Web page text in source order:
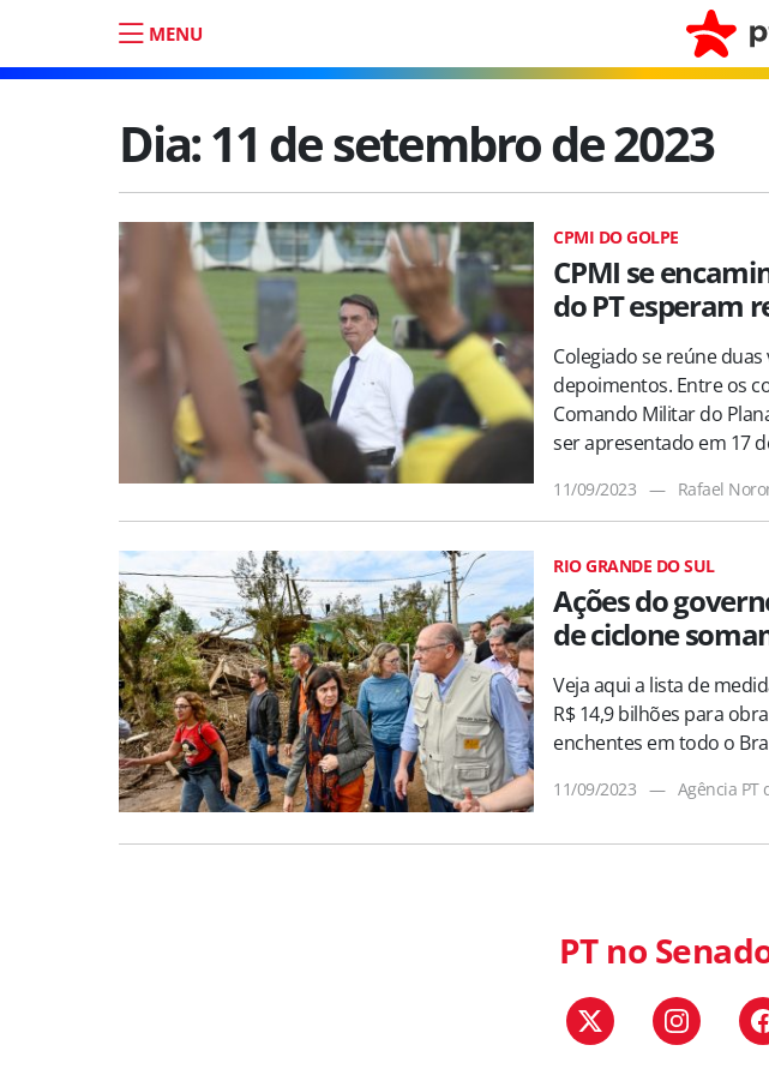
MENU
Dia:11 de setembro de 2023
CPMI DO GOLPE
CPMI se
do PT esperam
Colegiado se reúne
depoimentos. Entre os
Comando Militar do
ser apresentado em 17
11/09/2023 — Rafael
RIO GRANDE DO SUL
Ações do
de ciclone
Veja aqui a lista de
R$ 14,9 bilhões para
enchentes em todo o
11/09/2023 — Agência PT
PT no